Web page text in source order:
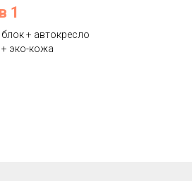
1
+ автокресло
+ эко-кожа